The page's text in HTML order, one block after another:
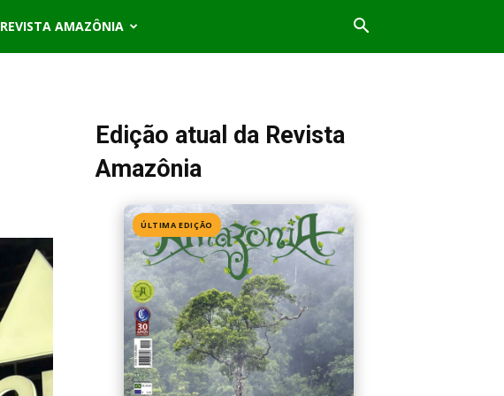
REVISTA AMAZÔNIA
Edição atual da Revista
Amazônia
ÚLTIMA EDIÇÃO